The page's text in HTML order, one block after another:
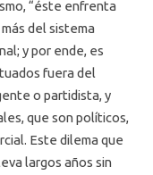
“éste enfrenta
del sistema
y por ende, es
fuera del
o partidista, y
que son políticos,
Este dilema que
largos años sin